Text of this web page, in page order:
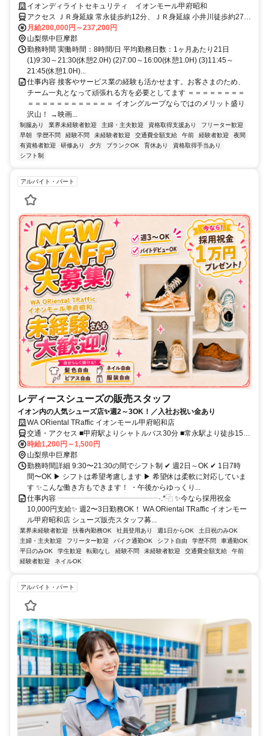
ゼロからの正社員デビュー”を応援します！
イオンディライトセキュリティ イオンモール甲府昭和
アクセス ＪＲ身延線 常永徒歩約12分、ＪＲ身延線 小井川徒歩約27
分、ＪＲ身延線 国母徒歩約36分
月給200,000円～237,200円
山梨県中巨摩郡
勤務時間 実働時間：8時間/日 平均勤務日数：1ヶ月あたり21日
(1)9:30～21:30(休憩2.0H) (2)7:00～16:00(休憩1.0H) (3)11:45～
21:45(休憩1.0H)...
仕事内容 接客やサービス業の経験も活かせます。お客さまのため、
チーム一丸となって頑張れる方を必要としてます ＝＝＝＝＝＝＝＝
＝＝＝＝＝＝＝＝＝＝＝＝ イオングループならではのメリット盛り
沢山！ →映画...
制服あり 業界未経験者歓迎 主婦・主夫歓迎 資格取得支援あり
フリーター歓迎
早朝
学歴不問 経験不問 未経験者歓迎 交通費全額支給 午前 経験者歓迎
夜間
有資格者歓迎
研修あり 夕方 ブランクOK 育休あり
資格取得手当あり
シフト制
アルバイト・パート
レディースシューズの販売スタッフ
イオン内の人気シューズ店✨週2～3OK！／入社お祝い金あり
WA ORiental TRaffic イオンモール甲府昭和店
交通・アクセス ■甲府駅よりシャトルバス30分 ■常永駅より徒歩15分
■甲府昭和ICから車で7分
時給1,200円～1,500円
山梨県中巨摩郡
勤務時間詳細 9:30〜21:30の間でシフト制 ✔ 週2日～OK ✔ 1日7時
間〜OK ▶ シフトは希望考慮します ▶ 希望休は柔軟に対応していま
す ✨こんな働き方もできます！ ・午後からゆっくり...
仕事内容 ┈┈┈┈┈┈┈┈┈┈┈┈┈┈·.*⿻ ✨今なら採用祝金
10,000円支給✨ 週2〜3日勤務OK！ WA ORiental TRaffic イオンモー
ル甲府昭和店 シューズ販売スタッフ募...
業界未経験者歓迎 扶養内勤務OK 社員登用あり 週1日からOK
土日祝のみOK
主婦・主夫歓迎
フリーター歓迎 バイク通勤OK シフト自由 学歴不問
車通勤OK
平日のみOK
学生歓迎 転勤なし 経験不問 未経験者歓迎 交通費全額支給
午前
経験者歓迎
ネイルOK
アルバイト・パート